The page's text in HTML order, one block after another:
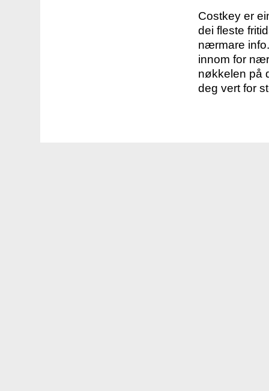
Costkey er
dei fleste
nærmare
innom for
nøkkelen på
deg vert for